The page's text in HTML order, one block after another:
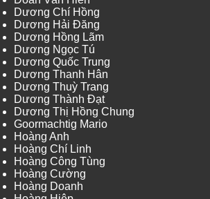
Dương Chí Hồng
Dương Hải Đăng
Dương Hồng Lãm
Dương Ngọc Tú
Dương Quốc Trung
Dương Thanh Hân
Dương Thuỳ Trang
Dương Thành Đạt
Dương Thị Hồng Chung
Goormachtig Mario
Hoàng Anh
Hoàng Chí Linh
Hoàng Công Tùng
Hoàng Cường
Hoàng Doanh